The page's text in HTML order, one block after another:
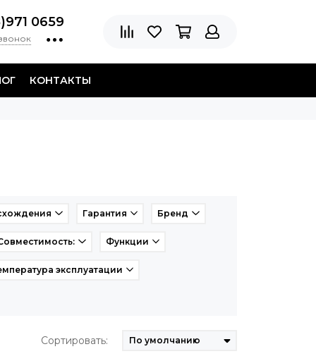
0659
КОНТАКТЫ
Гарантия Бренд
Функции
эксплуатации
Сортировать: